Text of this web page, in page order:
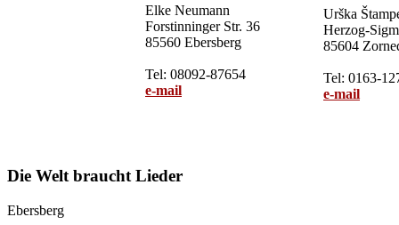
Elke Neumann
Forstinninger Str. 36
85560 Ebersberg
Tel: 08092-87654
e-mail
Urška
Herzog-
85604
Tel: 0163-
e-mail
Die Welt braucht Lieder
Ebersberg